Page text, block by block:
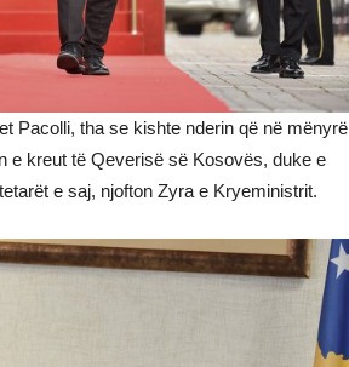
Pacolli, tha se kishte nderin që në mënyrë
e kreut të Qeverisë së Kosovës, duke e
e saj, njofton Zyra e Kryeministrit.